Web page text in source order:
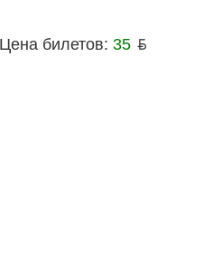
Цена билетов: 35 ƃ